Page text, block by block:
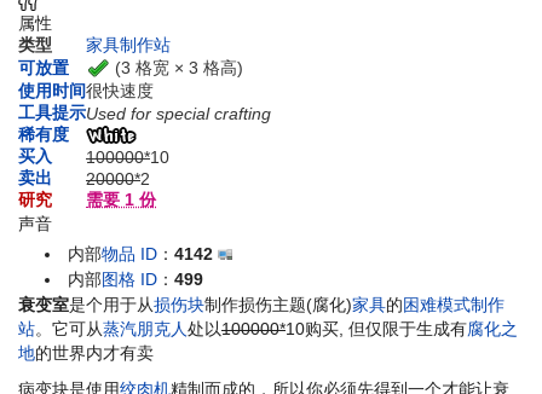
属性
类型
家具制作站
可放置
(3 格宽 × 3 格高)
使用时间很快速度
工具提示Used for special crafting
稀有度
买入
100000*10
卖出
20000*2
研究
需要 1 份
声音
内部物品 ID ：4142
内部图格 ID ：499
衰变室是个用于从损伤块制作损伤主题(腐化)家具的困难模式制作
站。它可从蒸汽朋克人处以100000*10购买, 但仅限于生成有腐化之
地的世界内才有卖
病变块是使用绞肉机精制而成的，所以你必须先得到一个才能让衰